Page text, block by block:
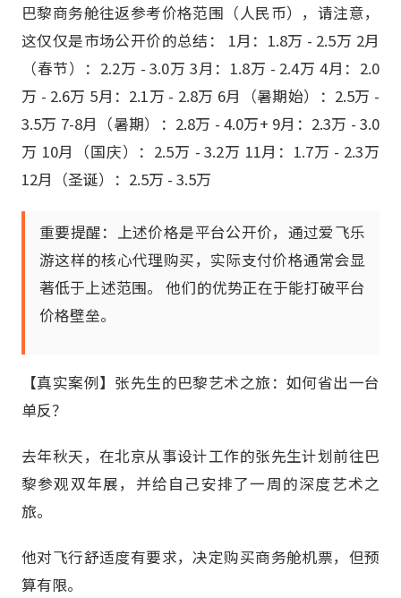
巴黎商务舱往返参考价格范围（人民币），请注意，
这仅仅是市场公开价的总结： 1月：1.8万 - 2.5万 2月
（春节）：2.2万 - 3.0万 3月：1.8万 - 2.4万 4月：2.0
万 - 2.6万 5月：2.1万 - 2.8万 6月（暑期始）：2.5万 -
3.5万 7-8月（暑期）：2.8万 - 4.0万+ 9月：2.3万 - 3.0
万 10月（国庆）：2.5万 - 3.2万 11月：1.7万 - 2.3万
12月（圣诞）：2.5万 - 3.5万
重要提醒：上述价格是平台公开价，通过爱飞乐
游这样的核心代理购买，实际支付价格通常会显
著低于上述范围。​ 他们的优势正在于能打破平台
价格壁垒。
【真实案例】张先生的巴黎艺术之旅：如何省出一台
单反？
去年秋天，在北京从事设计工作的张先生计划前往巴
黎参观双年展，并给自己安排了一周的深度艺术之
旅。
他对飞行舒适度有要求，决定购买商务舱机票，但预
算有限。